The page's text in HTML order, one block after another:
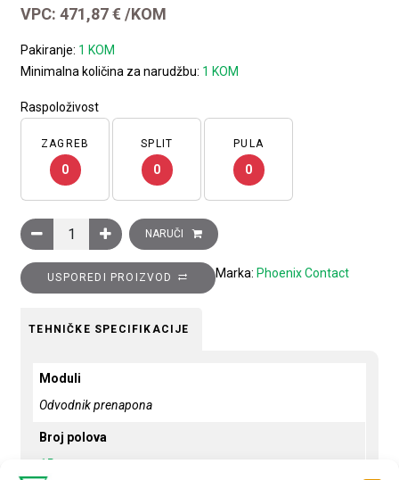
VPC:471,87€ /KOM
Pakiranje: 1 KOM
Minimalna količina za narudžbu: 1 KOM
Raspoloživost
ZAGREB
0
SPLIT
0
PULA
0
Odvodnik prenapona, 1P, tip 1+2, 25…100kA, s daljinskom
NARUČI
USPOREDI PROIZVOD Marka: Phoenix Contact
TEHNIČKE SPECIFIKACIJE
Moduli
Odvodnik prenapona
Broj polova
1P